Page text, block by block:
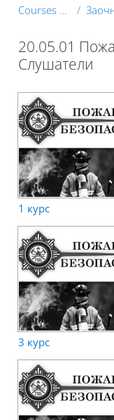
Courses showcase 3KL
20.05.01
Слушатели
Blocks
1 курс
3 курс